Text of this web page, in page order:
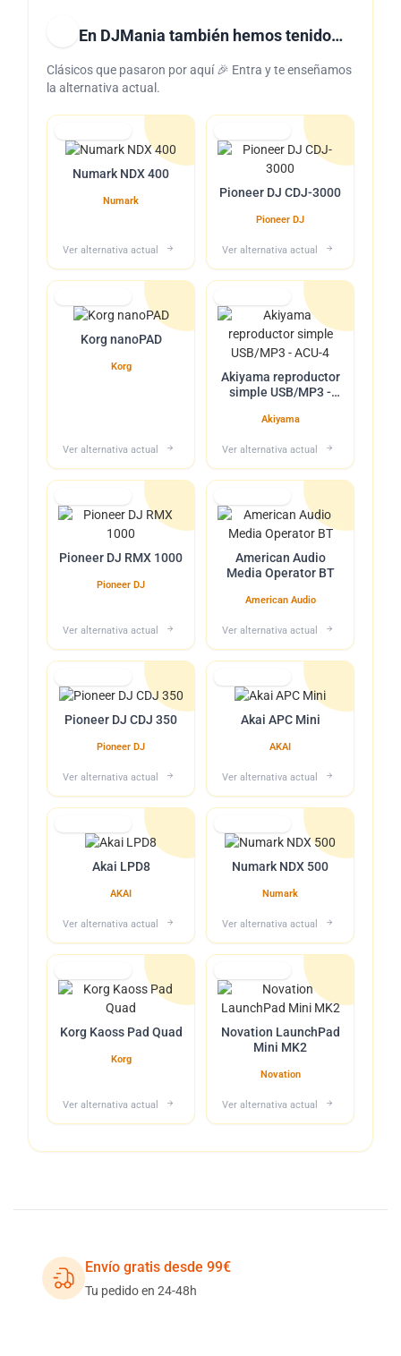
En DJMania también hemos tenido…
Clásicos que pasaron por aquí 🎉 Entra y te enseñamos
la alternativa actual.
Numark NDX 400
Numark
Ver alternativa actual
Pioneer DJ CDJ-3000
Pioneer DJ
Ver alternativa actual
Korg nanoPAD
Korg
Ver alternativa actual
Akiyama reproductor
simple USB/MP3 -
Akiyama
Ver alternativa actual
Pioneer DJ RMX 1000
Pioneer DJ
Ver alternativa actual
American Audio
Media Operator BT
American Audio
Ver alternativa actual
Pioneer DJ CDJ 350
Pioneer DJ
Ver alternativa actual
Akai APC Mini
AKAI
Ver alternativa actual
Akai LPD8
AKAI
Ver alternativa actual
Numark NDX 500
Numark
Ver alternativa actual
Korg Kaoss Pad Quad
Korg
Ver alternativa actual
Novation LaunchPad
Mini MK2
Novation
Ver alternativa actual
Envío gratis desde 99€
Tu pedido en 24-48h